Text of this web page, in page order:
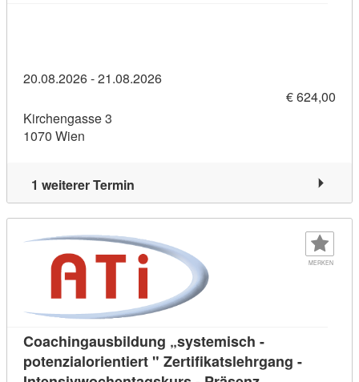
20.08.2026 - 21.08.2026
€ 624,00
Kirchengasse 3
1070 Wien
1 weiterer Termin
MERKEN
Coachingausbildung „systemisch -
potenzialorientiert " Zertifikatslehrgang -